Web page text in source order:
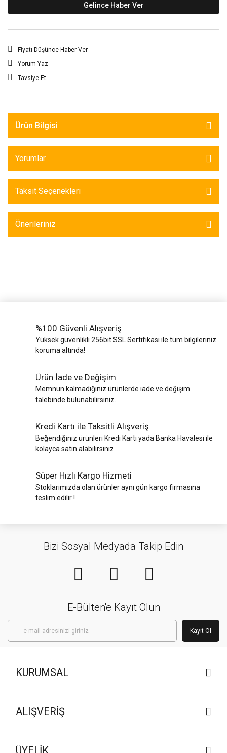
Gelince Haber Ver
Fiyatı Düşünce Haber Ver
Yorum Yaz
Tavsiye Et
Ürün Bilgisi
Yorumlar
Taksit Seçenekleri
Önerileriniz
%100 Güvenli Alışveriş
Yüksek güvenlikli 256bit SSL Sertifikası ile tüm bilgileriniz
koruma altında!
Ürün İade ve Değişim
Memnun kalmadığınız ürünlerde iade ve değişim
talebinde bulunabilirsiniz.
Kredi Kartı ile Taksitli Alışveriş
Beğendiğiniz ürünleri Kredi Kartı yada Banka Havalesi ile
kolayca satın alabilirsiniz.
Süper Hızlı Kargo Hizmeti
Stoklarımızda olan ürünler aynı gün kargo firmasına
teslim edilir !
Bizi Sosyal Medyada Takip Edin
E-Bülten'e Kayıt Olun
Kayıt Ol
KURUMSAL
ALIŞVERİŞ
ÜYELİK